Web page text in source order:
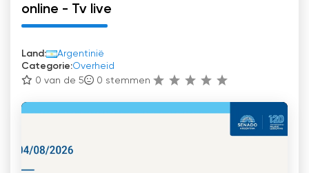
online - Tv live
Land:
Argentinië
Categorie:Overheid
0 van de 5
0 stemmen